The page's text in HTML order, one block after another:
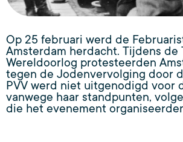
Op 25 februari werd de
Amsterdam herdacht. Tijdens de
Wereldoorlog protesteerden
tegen de Jodenvervolging door
PVV werd niet uitgenodigd voor
vanwege haar standpunten,
die het evenement